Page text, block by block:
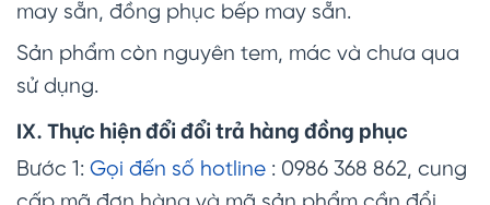
may sẵn, đồng phục bếp may sẵn.
Sản phẩm còn nguyên tem, mác và chưa qua
sử dụng.
IX. Thực hiện đổi đổi trả hàng đồng phục
Bước 1: Gọi đến số hotline : 0986 368 862, cung